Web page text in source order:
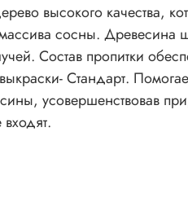
высокого
сосны. Древесина
Состав пропитки
Стандарт.
усовершенствовав